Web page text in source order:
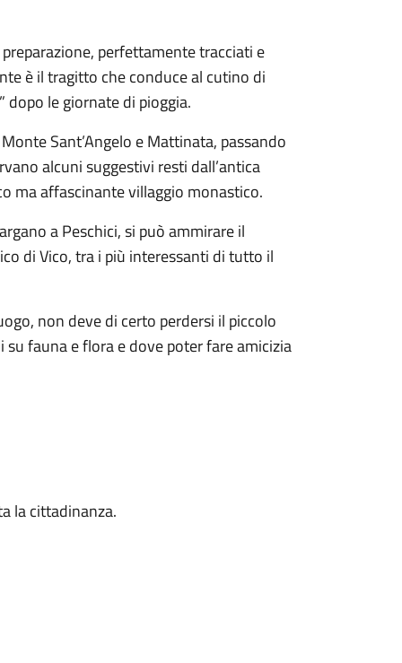
perfettamente tracciati e
è il tragitto che conduce al cutino di
dopo le giornate di pioggia.
Sant’Angelo e Mattinata, passando
alcuni suggestivi resti dall’antica
ma affascinante villaggio monastico.
a Peschici, si può ammirare il
di Vico, tra i più interessanti di tutto il
non deve di certo perdersi il piccolo
fauna e flora e dove poter fare amicizia
la cittadinanza.